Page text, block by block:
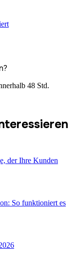
48 Std.
der Ihre Kunden
So funktioniert es